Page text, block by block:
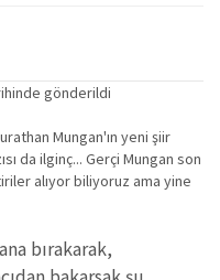
gönderildi
Mungan'ın yeni şiir
da ilginç... Gerçi Mungan son
alıyor biliyoruz ama yine
bırakarak,